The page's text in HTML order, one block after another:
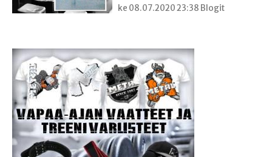
ke 08.07.2020 23:38 Blogit